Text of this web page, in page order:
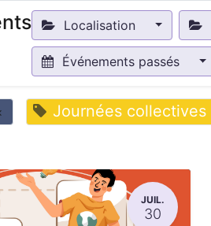
Localisation
Événements passés
Journées collectives
JUIL.
30